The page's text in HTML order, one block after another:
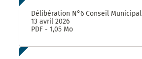
Délibération N°6 Conseil Municipal
13 avril 2026
PDF - 1,05 Mo